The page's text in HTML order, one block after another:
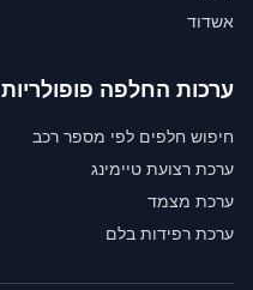
אשדוד
ערכות החלפה פופולריות
חיפוש חלפים לפי מספר רכב
ערכת רצועת טיימינג
ערכת מצמד
ערכת רפידות בלם